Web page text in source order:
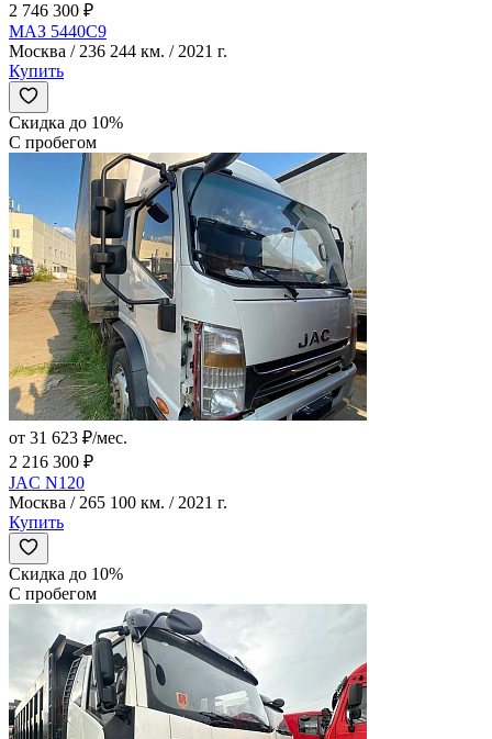
2 746 300 ₽
МАЗ 5440C9
Москва / 236 244 км. / 2021 г.
Купить
Скидка до 10%
С пробегом
от 31 623 ₽/мес.
2 216 300 ₽
JAC N120
Москва / 265 100 км. / 2021 г.
Купить
Скидка до 10%
С пробегом